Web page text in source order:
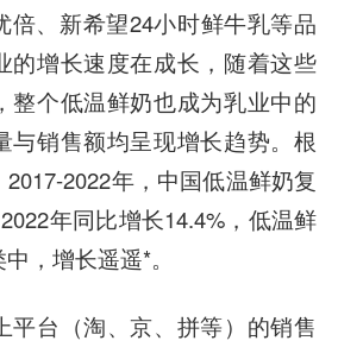
倍、新希望24小时鲜牛乳等品
的增长速度在成长，随着这些
整个低温鲜奶也成为乳业中的
与销售额均呈现增长趋势。根
2022年，中国低温鲜奶复
年同比增长14.4%，低温鲜
，增长遥遥*。
平台（淘、京、拼等）的销售